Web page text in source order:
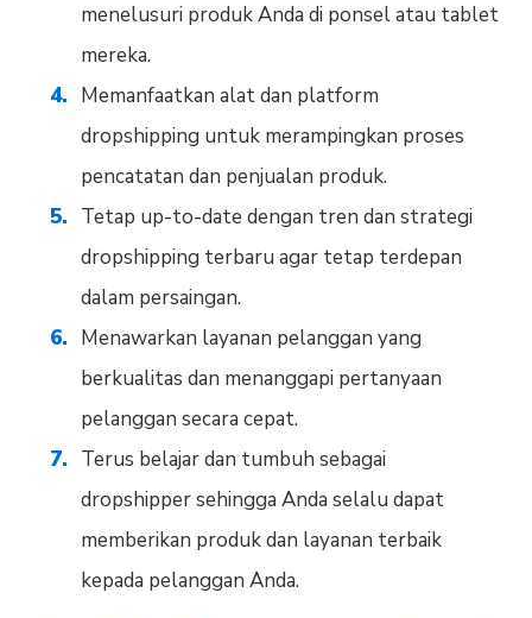
menelusuri produk Anda di ponsel atau tablet
mereka.
Memanfaatkan alat dan platform
dropshipping untuk merampingkan proses
pencatatan dan penjualan produk.
Tetap up-to-date dengan tren dan strategi
dropshipping terbaru agar tetap terdepan
dalam persaingan.
Menawarkan layanan pelanggan yang
berkualitas dan menanggapi pertanyaan
pelanggan secara cepat.
Terus belajar dan tumbuh sebagai
dropshipper sehingga Anda selalu dapat
memberikan produk dan layanan terbaik
kepada pelanggan Anda.